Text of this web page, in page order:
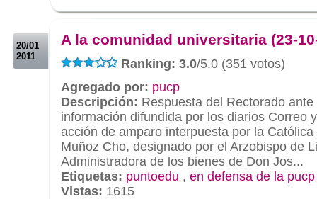
20/01
2011
A la comunidad universitaria (23-
Ranking: 3.0/5.0 (351 votos)
Agregado por: pucp
Descripción: Respuesta del Rectorado ante
información difundida por los diarios Correo
acción de amparo interpuesta por la
Muñoz Cho, designado por el Arzobispo de
Administradora de los bienes de Don Jos...
Etiquetas: puntoedu , en defensa de la pucp
Vistas: 1615